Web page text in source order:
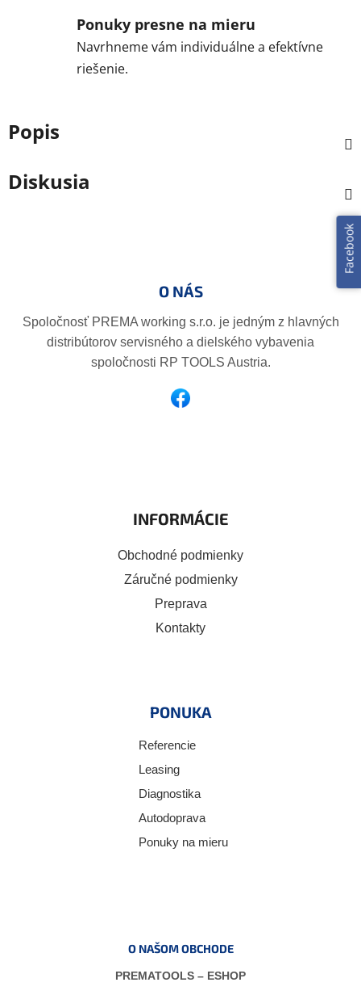
Ponuky presne na mieru
Navrhneme vám individuálne a efektívne
riešenie.
Popis
Diskusia
O NÁS
Spoločnosť PREMA working s.r.o. je jedným z hlavných
distribútorov servisného a dielského vybavenia
spoločnosti RP TOOLS Austria.
INFORMÁCIE
Obchodné podmienky
Záručné podmienky
Preprava
Kontakty
PONUKA
Referencie
Leasing
Diagnostika
Autodoprava
Ponuky na mieru
O NAŠOM OBCHODE
PREMATOOLS – ESHOP
Facebook